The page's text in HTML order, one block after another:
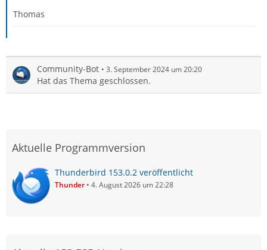
Thomas
Community-Bot 3. September 2024 um 20:20
Hat das Thema geschlossen.
Aktuelle Programmversion
Thunderbird 153.0.2 veröffentlicht
Thunder 4. August 2026 um 22:28